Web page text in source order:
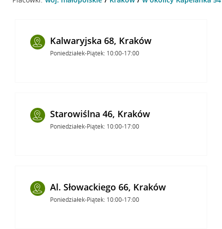
Kalwaryjska 68, Kraków
Poniedziałek-Piątek: 10:00-17:00
Starowiślna 46, Kraków
Poniedziałek-Piątek: 10:00-17:00
Al. Słowackiego 66, Kraków
Poniedziałek-Piątek: 10:00-17:00